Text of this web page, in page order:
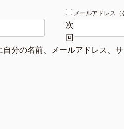
メールアドレス（
次
回
分の名前、メールアドレス、サ